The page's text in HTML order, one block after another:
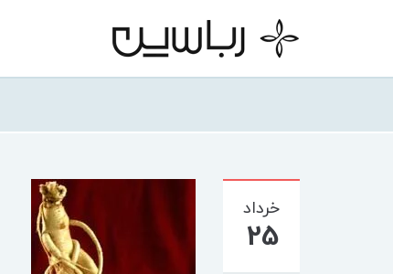
خرداد
25